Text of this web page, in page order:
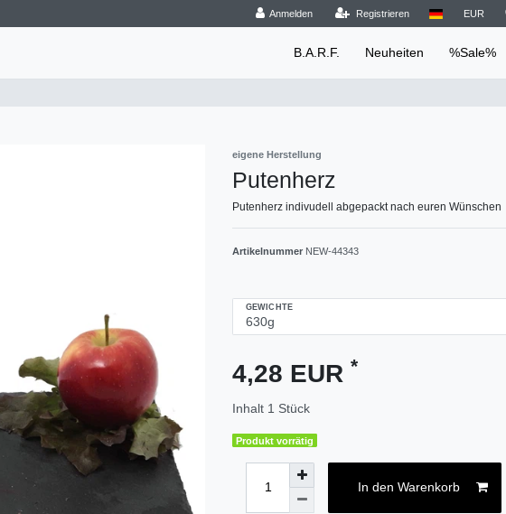
Anmelden Registrieren EUR
B.A.R.F. Neuheiten %Sale%
eigene Herstellung
Putenherz
Putenherz indivudell abgepackt nach euren Wünschen
Artikelnummer NEW-44343
GEWICHTE
4,28 EUR *
Inhalt 1 Stück
Produkt vorrätig
In den Warenkorb